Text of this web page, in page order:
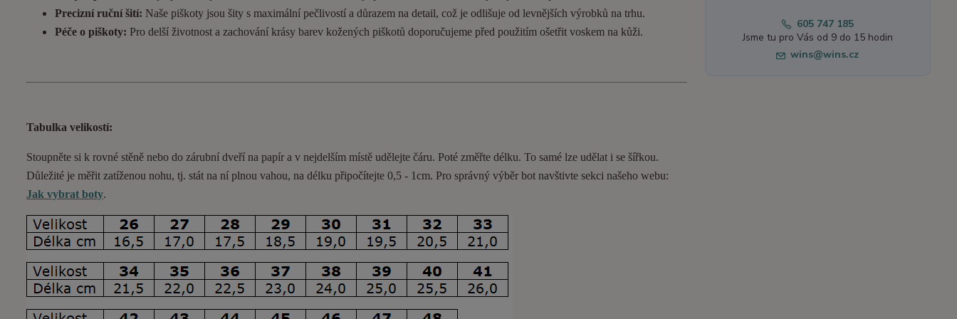
Precizní ruční šití: Naše piškoty jsou šity s maximální pečlivostí a důrazem na detail, což je odlišuje od levnějších výrobků na trhu.
Péče o piškoty: Pro delší životnost a zachování krásy barev kožených piškotů doporučujeme před použitím ošetřit voskem na kůži.
Tabulka velikostí:
Stoupněte si k rovné stěně nebo do zárubní dveří na papír a v nejdelším místě udělejte čáru. Poté změřte délku. To samé lze udělat i se šířkou.
Důležité je měřit zatíženou nohu, tj. stát na ní plnou vahou, na délku připočítejte 0,5 - 1cm. Pro správný výběr bot navštivte sekci našeho webu:
Jak vybrat boty.
605 747 185
Jsme tu pro Vás od 9 do 15 hodin
wins@wins.cz